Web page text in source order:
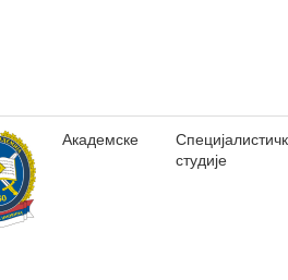
Академске
студије